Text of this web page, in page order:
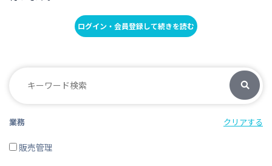
ログイン・会員登録して続きを読む
業務 クリアする
販売管理